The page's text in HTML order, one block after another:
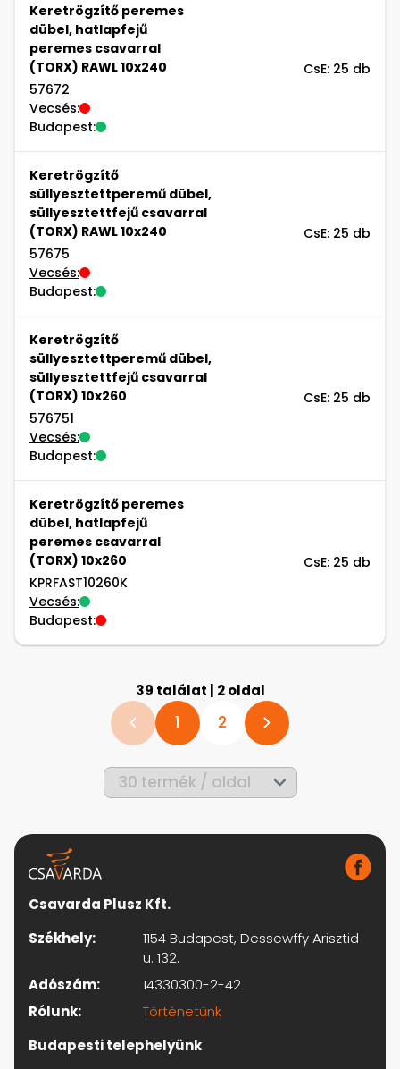
Keretrögzítő peremes
dübel, hatlapfejű
peremes csavarral
(TORX) RAWL 10x240
57672
Vecsés:
Budapest:
CsE: 25 db
Keretrögzítő
süllyesztettperemű dübel,
süllyesztettfejű csavarral
(TORX) RAWL 10x240
57675
Vecsés:
Budapest:
CsE: 25 db
Keretrögzítő
süllyesztettperemű dübel,
süllyesztettfejű csavarral
(TORX) 10x260
576751
Vecsés:
Budapest:
CsE: 25 db
Keretrögzítő peremes
dübel, hatlapfejű
peremes csavarral
(TORX) 10x260
KPRFAST10260K
Vecsés:
Budapest:
CsE: 25 db
39 találat | 2 oldal
1 2
Csavarda Plusz Kft.
Székhely:
1154 Budapest, Dessewffy Arisztid
u. 132.
Adószám:
14330300-2-42
Rólunk:
Történetünk
Budapesti telephelyünk